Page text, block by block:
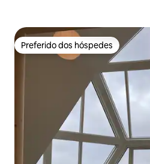
Preferido dos hóspedes
Preferido dos hóspedes